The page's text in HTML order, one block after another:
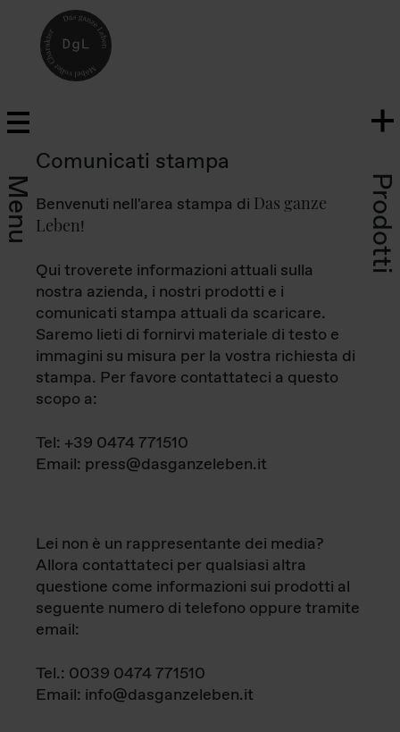
Menu Prodotti
Comunicati stampa
Benvenuti nell'area stampa di Das ganze
Leben!
Qui troverete informazioni attuali sulla
nostra azienda, i nostri prodotti e i
comunicati stampa attuali da scaricare.
Saremo lieti di fornirvi materiale di testo e
immagini su misura per la vostra richiesta di
stampa. Per favore contattateci a questo
scopo a:
Tel: +39 0474 771510
Email: press@dasganzeleben.it
Lei non è un rappresentante dei media?
Allora contattateci per qualsiasi altra
questione come informazioni sui prodotti al
seguente numero di telefono oppure tramite
email:
Tel.: 0039 0474 771510
Email: info@dasganzeleben.it